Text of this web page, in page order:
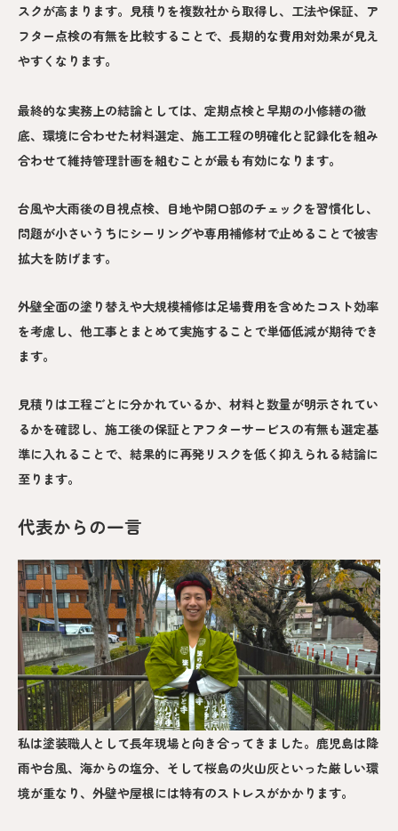
スクが高まります。見積りを複数社から取得し、工法や保証、ア
フター点検の有無を比較することで、長期的な費用対効果が見え
やすくなります。
最終的な実務上の結論としては、定期点検と早期の小修繕の徹
底、環境に合わせた材料選定、施工工程の明確化と記録化を組み
合わせて維持管理計画を組むことが最も有効になります。
台風や大雨後の目視点検、目地や開口部のチェックを習慣化し、
問題が小さいうちにシーリングや専用補修材で止めることで被害
拡大を防げます。
外壁全面の塗り替えや大規模補修は足場費用を含めたコスト効率
を考慮し、他工事とまとめて実施することで単価低減が期待でき
ます。
見積りは工程ごとに分かれているか、材料と数量が明示されてい
るかを確認し、施工後の保証とアフターサービスの有無も選定基
準に入れることで、結果的に再発リスクを低く抑えられる結論に
至ります。
代表からの一言
私は塗装職人として長年現場と向き合ってきました。鹿児島は降
雨や台風、海からの塩分、そして桜島の火山灰といった厳しい環
境が重なり、外壁や屋根には特有のストレスがかかります。